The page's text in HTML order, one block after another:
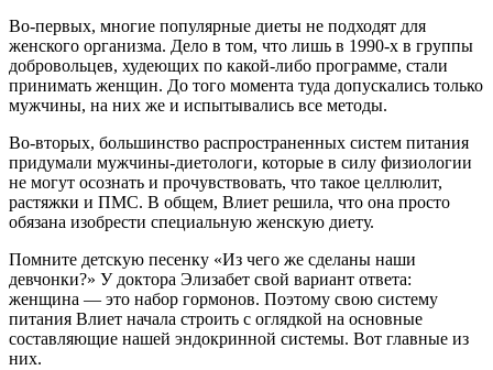
Во-первых, многие популярные диеты не подходят для
женского организма. Дело в том, что лишь в 1990-х в группы
добровольцев, ху­деющих по какой-либо программе, стали
принимать женщин. До то­го момента туда допускались толь­ко
мужчины, на них же и испыты­вались все методы.
Во-вторых, большинство распро­страненных систем питания
приду­мали мужчины-диетологи, которые в силу физиологии
не могут осоз­нать и прочувствовать, что такое целлюлит,
растяжки и ПМС. В об­щем, Влиет решила, что она просто
обязана изобрести специальную женскую диету.
Помните детскую песенку «Из чего же сделаны наши
девчонки?» У до­ктора Элизабет свой вариант отве­та:
женщина — это набор гормонов. Поэтому свою си­стему
питания Влиет начала строить с оглядкой на ос­новные
составляю­щие нашей эндо­кринной системы. Вот главные из
них.